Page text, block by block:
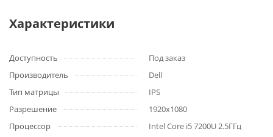
Характеристики
Доступность
Под заказ
Производитель
Dell
Тип матрицы
IPS
Разрешение
1920x1080
Процессор
Intel Core i5 7200U 2.5ГГц